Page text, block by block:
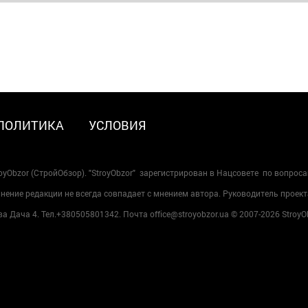
УСЛОВИЯ
(СтройОбзор). "StroyObzor" зарегистрирован в Нацсовете по
редакции не всегда совпадает с мнением автора. Руководитель
Дача 4. Тел.+380505801342. Почта office@stroyobzor.ua © 2007-2026